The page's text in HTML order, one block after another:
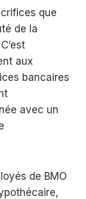
que
de la
aux
bancaires
avec un
de BMO